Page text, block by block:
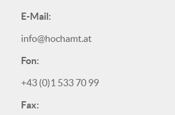
E-Mail:
info@hochamt.at
Fon:
+43 (0)1 533 70 99
Fax: